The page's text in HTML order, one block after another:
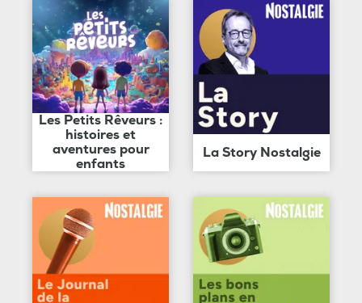
Les Petits Rêveurs :
histoires et
aventures pour
enfants
La Story Nostalgie